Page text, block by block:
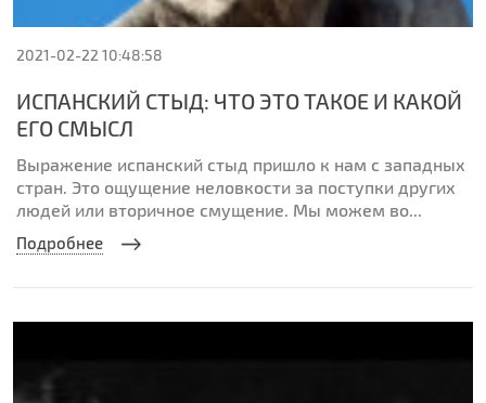
2021-02-22 10:48:58
ИСПАНСКИЙ СТЫД: ЧТО ЭТО ТАКОЕ И КАКОЙ
ЕГО СМЫСЛ
Выражение испанский стыд пришло к нам с западных
стран. Это ощущение неловкости за поступки других
людей или вторичное смущение. Мы можем во...
Подробнее